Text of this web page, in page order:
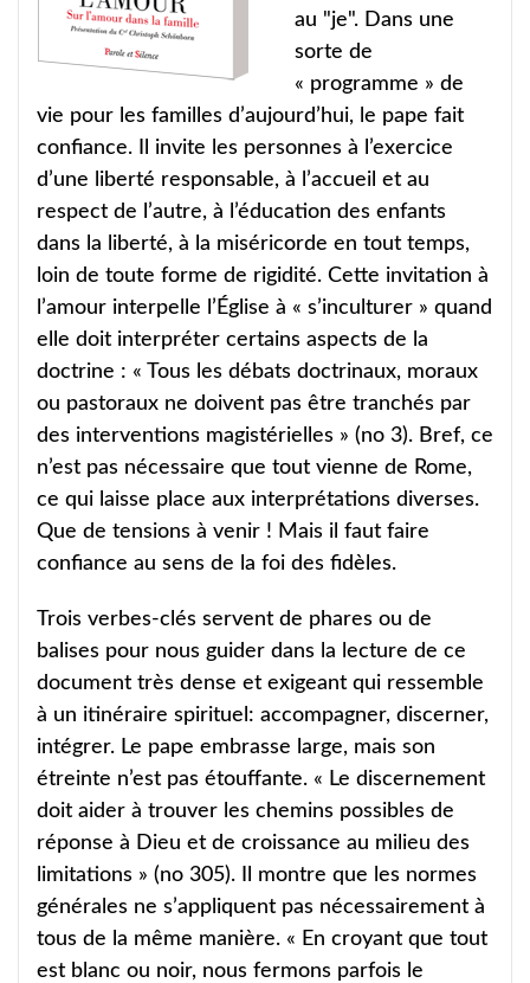
au "je". Dans une
sorte de
« programme » de
vie pour les familles d’aujourd’hui, le pape fait
confiance. Il invite les personnes à l’exercice
d’une liberté responsable, à l’accueil et au
respect de l’autre, à l’éducation des enfants
dans la liberté, à la miséricorde en tout temps,
loin de toute forme de rigidité. Cette invitation à
l’amour interpelle l’Église à « s’inculturer » quand
elle doit interpréter certains aspects de la
doctrine : « Tous les débats doctrinaux, moraux
ou pastoraux ne doivent pas être tranchés par
des interventions magistérielles » (no 3). Bref, ce
n’est pas nécessaire que tout vienne de Rome,
ce qui laisse place aux interprétations diverses.
Que de tensions à venir ! Mais il faut faire
confiance au sens de la foi des fidèles.
Trois verbes-clés servent de phares ou de
balises pour nous guider dans la lecture de ce
document très dense et exigeant qui ressemble
à un itinéraire spirituel: accompagner, discerner,
intégrer. Le pape embrasse large, mais son
étreinte n’est pas étouffante. « Le discernement
doit aider à trouver les chemins possibles de
réponse à Dieu et de croissance au milieu des
limitations » (no 305). Il montre que les normes
générales ne s’appliquent pas nécessairement à
tous de la même manière. « En croyant que tout
est blanc ou noir, nous fermons parfois le